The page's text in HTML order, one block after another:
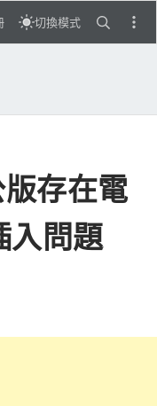
切換模式
存在電
入問題